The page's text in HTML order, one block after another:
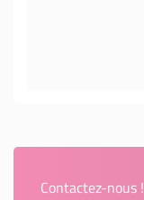
Contactez-nous !